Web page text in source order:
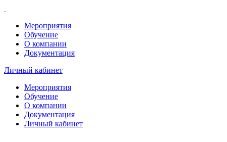
Мероприятия
Обучение
О компании
Документация
Личный кабинет
Мероприятия
Обучение
О компании
Документация
Личный кабинет